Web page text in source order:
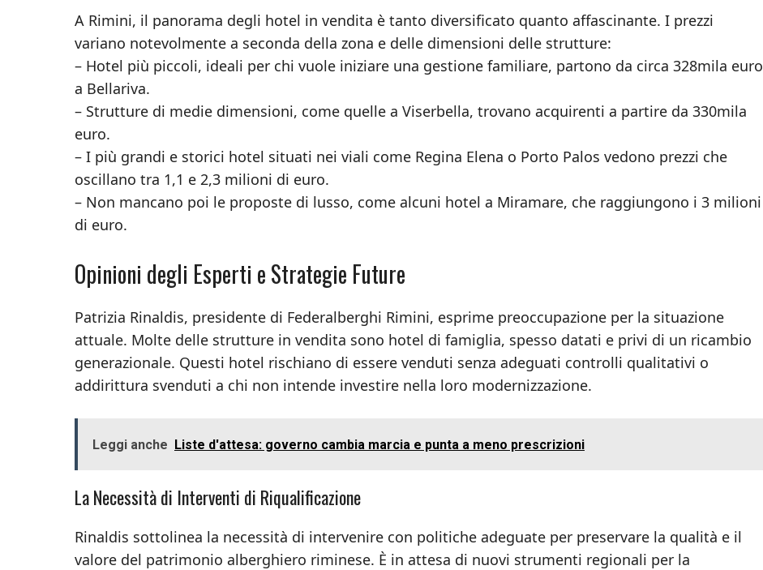
A Rimini, il panorama degli hotel in vendita è tanto diversificato quanto affascinante. I prezzi
variano notevolmente a seconda della zona e delle dimensioni delle strutture:
– Hotel più piccoli, ideali per chi vuole iniziare una gestione familiare, partono da circa 328mila euro
a Bellariva.
– Strutture di medie dimensioni, come quelle a Viserbella, trovano acquirenti a partire da 330mila
euro.
– I più grandi e storici hotel situati nei viali come Regina Elena o Porto Palos vedono prezzi che
oscillano tra 1,1 e 2,3 milioni di euro.
– Non mancano poi le proposte di lusso, come alcuni hotel a Miramare, che raggiungono i 3 milioni
di euro.
Opinioni degli Esperti e Strategie Future
Patrizia Rinaldis, presidente di Federalberghi Rimini, esprime preoccupazione per la situazione
attuale. Molte delle strutture in vendita sono hotel di famiglia, spesso datati e privi di un ricambio
generazionale. Questi hotel rischiano di essere venduti senza adeguati controlli qualitativi o
addirittura svenduti a chi non intende investire nella loro modernizzazione.
Leggi anche Liste d'attesa: governo cambia marcia e punta a meno prescrizioni
La Necessità di Interventi di Riqualificazione
Rinaldis sottolinea la necessità di intervenire con politiche adeguate per preservare la qualità e il
valore del patrimonio alberghiero riminese. È in attesa di nuovi strumenti regionali per la